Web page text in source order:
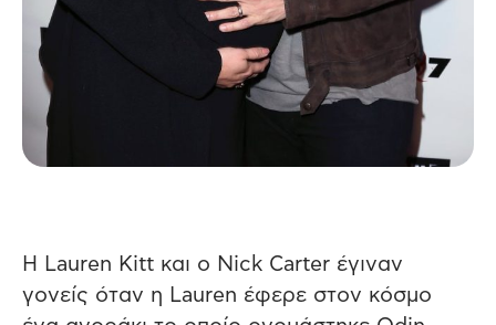
Η Lauren Kitt και ο Nick Carter έγιναν
γονείς όταν η Lauren έφερε στον κόσμο